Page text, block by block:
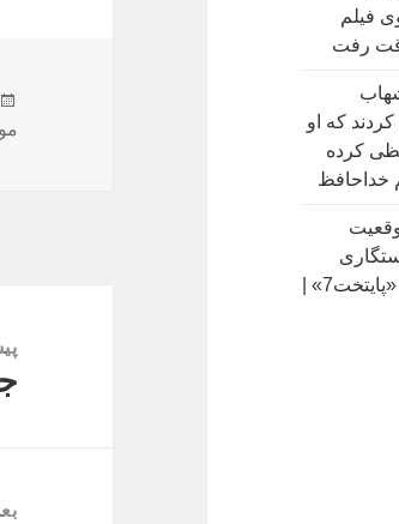
فیلم
رفت
که او
کرده
خداحافظ
دست گذاشته دقیقا مثل «پایتخت7» |